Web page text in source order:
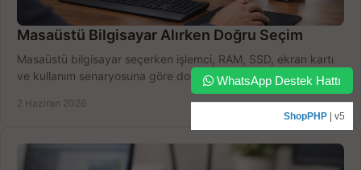
Masaüstü Bilgisayar Alırken Doğru Seçim
Masaüstü bilgisayar seçerken işlemci, RAM, SSD, ekran kartı
ve kullanım senaryosuna göre doğru modeli bulun, bütçenizi
2 Haziran 2026
WhatsApp Destek Hattı
ShopPHP | v5